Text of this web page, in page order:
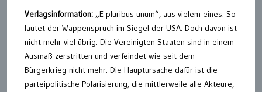
Verlagsinformation: „E pluribus unum“, aus vielem eines: So
lautet der Wappenspruch im Siegel der USA. Doch davon ist
nicht mehr viel übrig. Die Vereinigten Staaten sind in einem
Ausmaß zerstritten und verfeindet wie seit dem
Bürgerkrieg nicht mehr. Die Hauptursache dafür ist die
parteipolitische Polarisierung, die mittlerweile alle Akteure,